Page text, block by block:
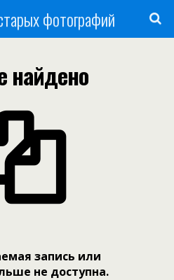
фотографий
найдено
запись или
не доступна.